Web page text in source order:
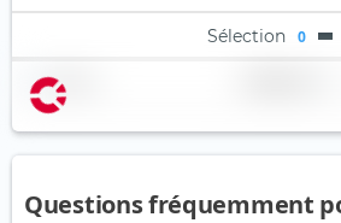
Sélection 0
Nom
Questions fréquemment